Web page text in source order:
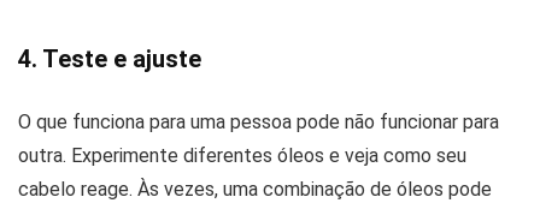
4. Teste e ajuste
O que funciona para uma pessoa pode não funcionar para
outra. Experimente diferentes óleos e veja como seu
cabelo reage. Às vezes, uma combinação de óleos pode